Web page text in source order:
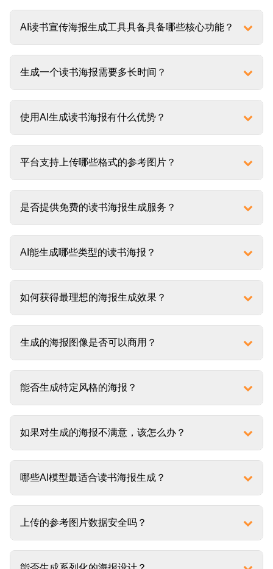
AI读书宣传海报生成工具具备具备哪些核心功能？
生成一个读书海报需要多长时间？
使用AI生成读书海报有什么优势？
平台支持上传哪些格式的参考图片？
是否提供免费的读书海报生成服务？
AI能生成哪些类型的读书海报？
如何获得最理想的海报生成效果？
生成的海报图像是否可以商用？
能否生成特定风格的海报？
如果对生成的海报不满意，该怎么办？
哪些AI模型最适合读书海报生成？
上传的参考图片数据安全吗？